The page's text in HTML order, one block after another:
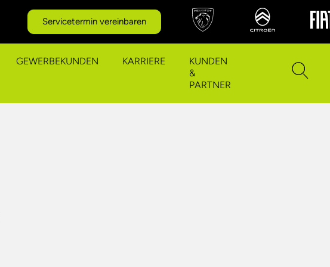
Servicetermin vereinbaren
GEWERBEKUNDEN KARRIERE
KUNDEN
&
PARTNER